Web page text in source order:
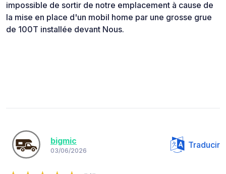
impossible de sortir de notre emplacement à cause de
la mise en place d'un mobil home par une grosse grue
de 100T installée devant Nous.
bigmic
03/06/2026
Traducir